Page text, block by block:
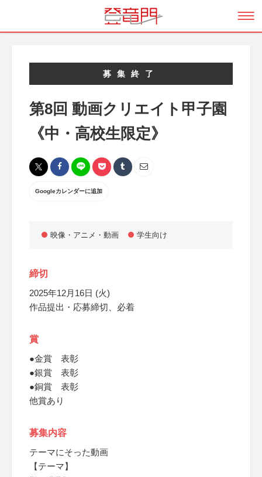
募集終了
第8回 動画クリエイト甲子園
《中・高校生限定》
Googleカレンダーに追加
映像・アニメ・動画 学生向け
締切
2025年12月16日 (火)
作品提出・応募締切、必着
賞
●金賞 表彰
●銀賞 表彰
●銅賞 表彰
他賞あり
募集内容
テーマにそった動画
【テーマ】